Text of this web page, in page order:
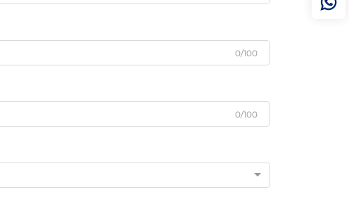
0/100
0/100